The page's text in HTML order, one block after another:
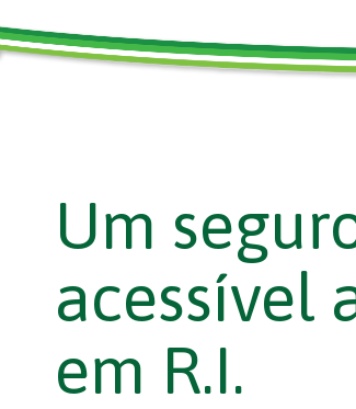
Um
acessível
em R.I.